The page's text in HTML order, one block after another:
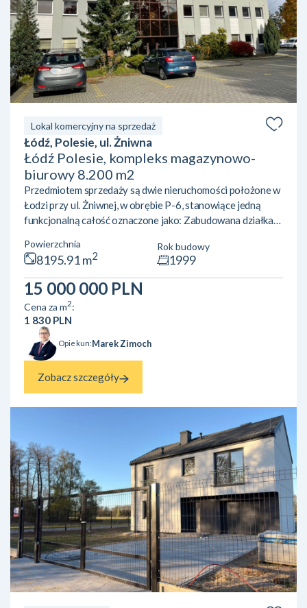
Lokal komercyjny na sprzedaż
Łódź, Polesie, ul. Żniwna
Łódź Polesie, kompleks magazynowo-
biurowy 8.200 m2
Przedmiotem sprzedaży są dwie nieruchomości położone w
Łodzi przy ul. Żniwnej, w obrębie P-6, stanowiące jedną
funkcjonalną całość oznaczone jako: Zabudowana działka
przy ul. Żniwnej. Działka zabudowana budynkami biurowo
magazynowymi stanowiącymi odrębne od gruntu prawo
własności. Zabudowana działka gruntu nr 57/29 o
powierzchni 1167 m2 położona w Łodzi przy ul. Żniwnej.
Działka zabudowana budynkiem biurowym stanowiącym
odrębne od gruntu...
Powierzchnia
8195.91 m2
Rok budowy
1999
15 000 000 PLN
Cena za m2:
1 830 PLN
Opiekun:Marek Zimoch
Zobacz szczegóły